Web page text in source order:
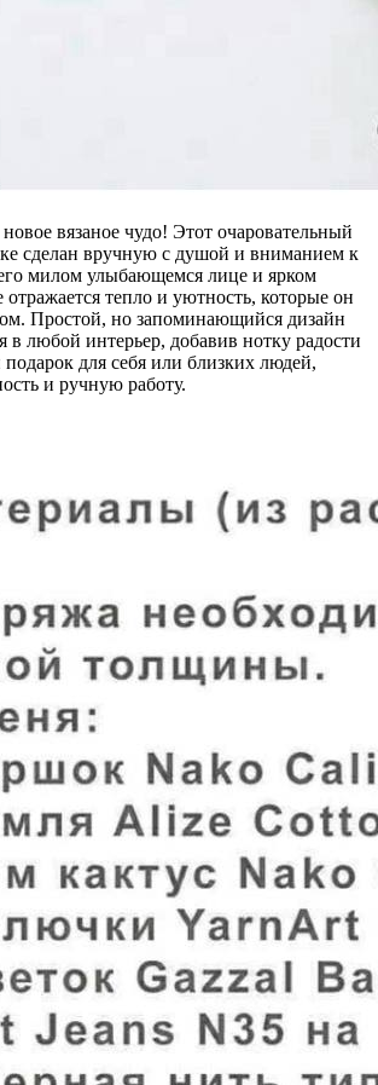
вязаное чудо! Этот очаровательный
сделан вручную с душой и вниманием к
милом улыбающемся лице и ярком
тепло и уютность, которые он
Простой, но запоминающийся дизайн
в любой интерьер, добавив нотку радости
для себя или близких людей,
и ручную работу.